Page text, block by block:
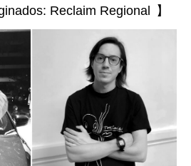
Reclaim Regional 】